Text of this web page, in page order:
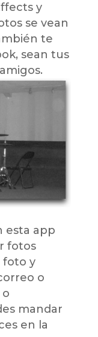
y
se vean
te
sean tus
esta app
fotos
foto y
o
mandar
en la